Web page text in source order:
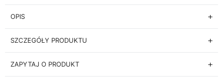
OPIS
SZCZEGÓŁY PRODUKTU
ZAPYTAJ O PRODUKT